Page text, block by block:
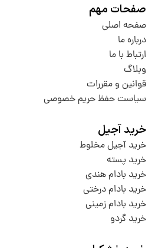
صفحات مهم
صفحه اصلی
درباره ما
ارتباط با ما
وبلاگ
قوانین و مقررات
سیاست حفظ حریم خصوصی
خرید آجیل
خرید آجیل مخلوط
خرید پسته
خرید بادام هندی
خرید بادام درختی
خرید بادام زمینی
خرید گردو